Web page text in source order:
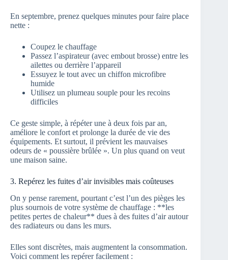
En septembre, prenez quelques minutes pour faire place
nette :
Coupez le chauffage
Passez l’aspirateur (avec embout brosse) entre les
ailettes ou derrière l’appareil
Essuyez le tout avec un chiffon microfibre
humide
Utilisez un plumeau souple pour les recoins
difficiles
Ce geste simple, à répéter une à deux fois par an,
améliore le confort et prolonge la durée de vie des
équipements. Et surtout, il prévient les mauvaises
odeurs de « poussière brûlée ». Un plus quand on veut
une maison saine.
3. Repérez les fuites d’air invisibles mais coûteuses
On y pense rarement, pourtant c’est l’un des pièges les
plus sournois de votre système de chauffage : **les
petites pertes de chaleur** dues à des fuites d’air autour
des radiateurs ou dans les murs.
Elles sont discrètes, mais augmentent la consommation.
Voici comment les repérer facilement :